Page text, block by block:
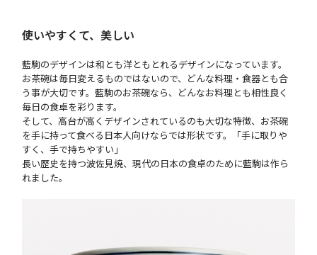
使いやすくて、美しい
藍駒のデザインは和とも洋ともとれるデザインになっています。
お茶碗は毎日変えるものではないので、どんな料理・食器とも合
う事が大切です。藍駒のお茶碗なら、どんなお料理とも相性良く
毎日の食卓を彩ります。
そして、高台が高くデザインされているのも大切な特徴、お茶碗
を手に持って食べる日本人向けならでは形状です。「手に取りや
すく、手で持ちやすい」
長い歴史を持つ波佐見焼、現代の日本の食卓のために藍駒は作ら
れました。